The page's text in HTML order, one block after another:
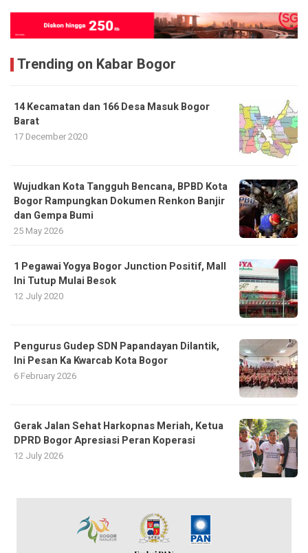
Trending on Kabar Bogor
14 Kecamatan dan 166 Desa Masuk Bogor
Barat
17 December 2020
​Wujudkan Kota Tangguh Bencana, BPBD Kota
Bogor Rampungkan Dokumen Renkon Banjir
dan Gempa Bumi
25 May 2026
1 Pegawai Yogya Bogor Junction Positif, Mall
Ini Tutup Mulai Besok
12 July 2020
Pengurus Gudep SDN Papandayan Dilantik,
Ini Pesan Ka Kwarcab Kota Bogor
6 February 2026
Gerak Jalan Sehat Harkopnas Meriah, Ketua
DPRD Bogor Apresiasi Peran Koperasi
12 July 2026